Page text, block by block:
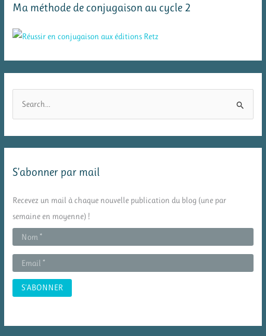
Ma méthode de conjugaison au cycle 2
r
:
S’abonner par mail
Recevez un mail à chaque nouvelle publication du blog (une par
semaine en moyenne) !